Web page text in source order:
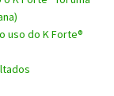
uso do K Forte®